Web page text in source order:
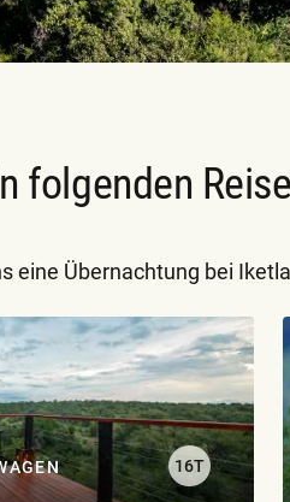
folgenden
eine Übernachtung bei
16T